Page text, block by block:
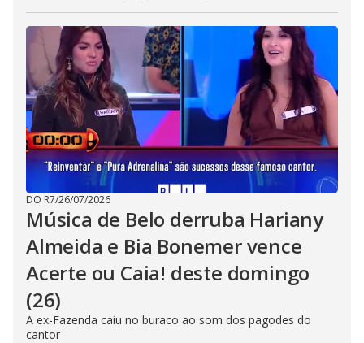
DO R7/26/07/2026
Música de Belo derruba Hariany
Almeida e Bia Bonemer vence
Acerte ou Caia! deste domingo
(26)
A ex-Fazenda caiu no buraco ao som dos pagodes do
cantor